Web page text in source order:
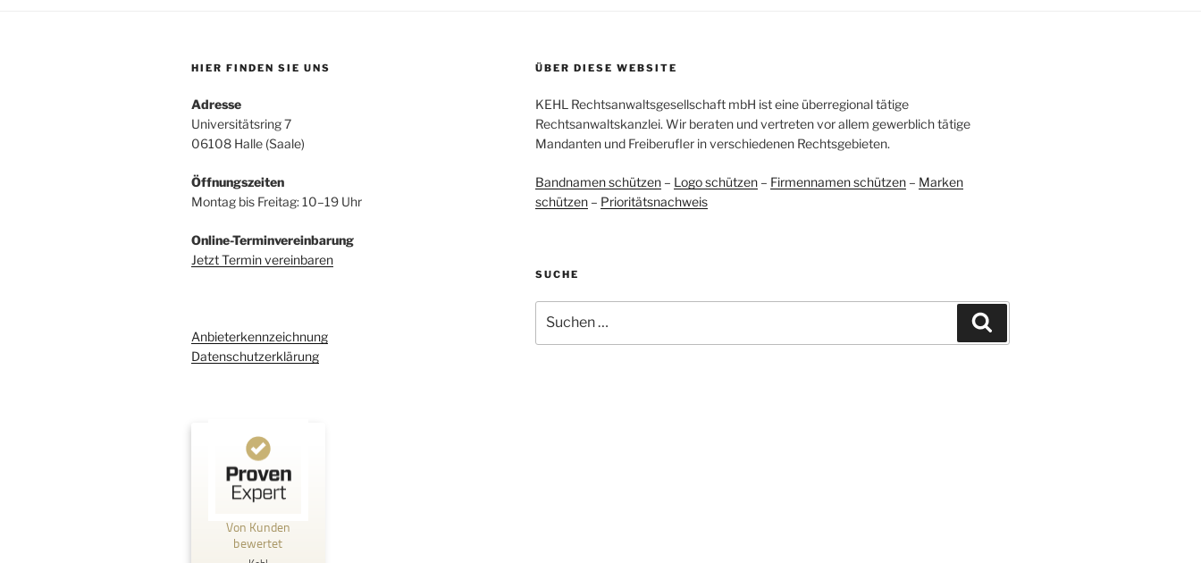
HIER FINDEN SIE UNS
Adresse
Universitätsring 7
06108 Halle (Saale)
Öffnungszeiten
Montag bis Freitag: 10–19 Uhr
Online-Terminvereinbarung
Jetzt Termin vereinbaren
Anbieterkennzeichnung
Datenschutzerklärung
Von Kunden
bewertet
Kundenbewertungen und Erfahrungen zu
Kehl Rechtsanwaltsgesellschaft mbH
ÜBER DIESE WEBSITE
KEHL Rechtsanwaltsgesellschaft mbH ist eine überregional tätige
Rechtsanwaltskanzlei. Wir beraten und vertreten vor allem gewerblich tätige
Mandanten und Freiberufler in verschiedenen Rechtsgebieten.
Bandnamen schützen– Logo schützen– Firmennamen schützen– Marken
schützen– Prioritätsnachweis
SUCHE
nach: